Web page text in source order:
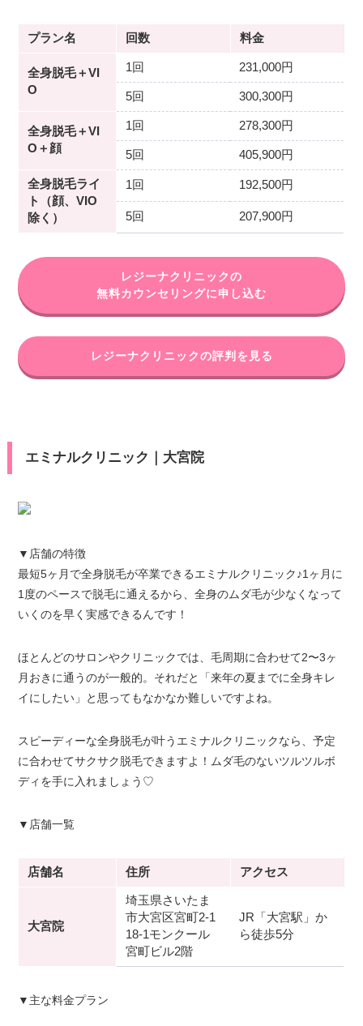
プラン名 回数 料金
全身脱毛＋VI
O
1回 231,000円
5回 300,300円
全身脱毛＋VI
O＋顔
1回 278,300円
5回 405,900円
全身脱毛ライ
ト（顔、VIO
除く）
1回 192,500円
5回 207,900円
レジーナクリニックの
無料カウンセリングに申し込む
レジーナクリニックの評判を見る
エミナルクリニック｜大宮院
▼店舗の特徴
最短5ヶ月で全身脱毛が卒業できるエミナルクリニック♪1ヶ月に
1度のペースで脱毛に通えるから、全身のムダ毛が少なくなって
いくのを早く実感できるんです！
ほとんどのサロンやクリニックでは、毛周期に合わせて2〜3ヶ
月おきに通うのが一般的。それだと「来年の夏までに全身キレ
イにしたい」と思ってもなかなか難しいですよね。
スピーディーな全身脱毛が叶うエミナルクリニックなら、予定
に合わせてサクサク脱毛できますよ！ムダ毛のないツルツルボ
ディを手に入れましょう♡
▼店舗一覧
店舗名 住所 アクセス
大宮院
埼玉県さいたま
市大宮区宮町2-1
18-1モンクール
宮町ビル2階
JR「大宮駅」か
ら徒歩5分
▼主な料金プラン